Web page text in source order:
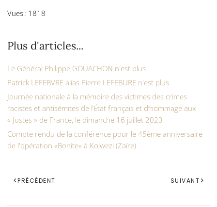
Vues : 1818
Plus d'articles...
Le Général Philippe GOUACHON n'est plus
Patrick LEFEBVRE alias Pierre LEFEBURE n'est plus
Journée nationale à la mémoire des victimes des crimes
racistes et antisémites de l’État français et d’hommage aux
« Justes » de France, le dimanche 16 juillet 2023
Compte rendu de la conférence pour le 45ème anniversaire
de l'opération «Bonite» à Kolwezi (Zaïre)
PRÉCÉDENT SUIVANT